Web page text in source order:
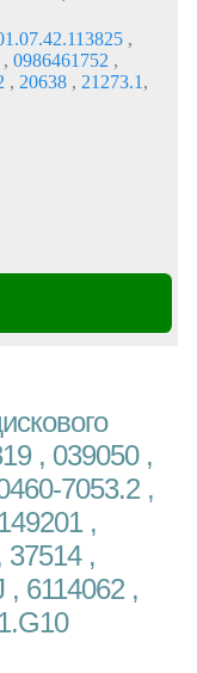
,
, 0986461752 ,
, 20638 , 21273.1 ,
, 039050 ,
7053.2 ,
,
37514 ,
, 6114062 ,